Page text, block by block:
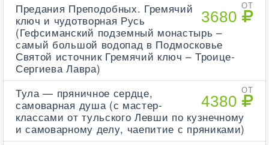
ОТ
3680
Предания Преподобных. Гремячий
ключ и чудотворная Русь
(Гефсиманский подземный монастырь –
самый большой водопад в Подмосковье
Святой источник Гремячий ключ – Троице-
Сергиева Лавра)
ОТ
4380
Тула — пряничное сердце,
самоварная душа (с мастер-
классами от тульского Левши по кузнечному
и самоварному делу, чаепитие с пряниками)